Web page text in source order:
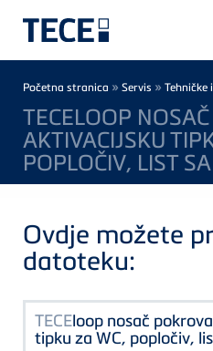
Breadcrumb
Početna stranica » Servis »
TECELOOP
AKTIVACIJSKU
POPLOČIV, LIST
Ovdje možete
datoteku:
TECEloop nosač
tipku za WC, popločiv,